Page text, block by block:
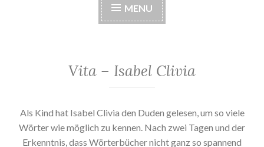
MENU
Vita – Isabel Clivia
Als Kind hat Isabel Clivia den Duden gelesen, um so viele
Wörter wie möglich zu kennen. Nach zwei Tagen und der
Erkenntnis, dass Wörterbücher nicht ganz so spannend